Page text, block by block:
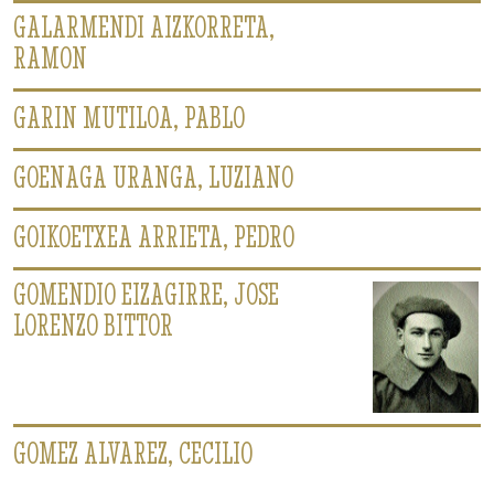
GALARMENDI AIZKORRETA,
RAMON
GARIN MUTILOA, PABLO
GOENAGA URANGA, LUZIANO
GOIKOETXEA ARRIETA, PEDRO
GOMENDIO EIZAGIRRE, JOSE
LORENZO BITTOR
GOMEZ ALVAREZ, CECILIO